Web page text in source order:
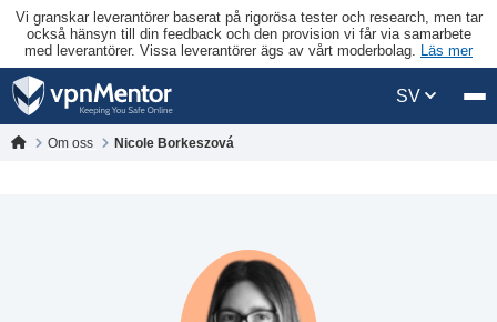
Vi granskar leverantörer baserat på rigorösa tester och research, men tar
också hänsyn till din feedback och den provision vi får via samarbete
med leverantörer. Vissa leverantörer ägs av vårt moderbolag. Läs mer
SV
Om oss Nicole Borkeszová